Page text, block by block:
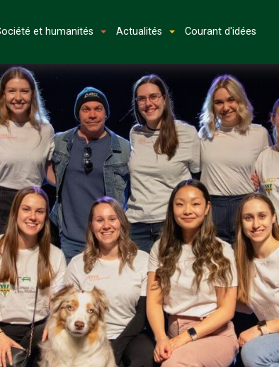
et humanités Actualités Courant d'idées